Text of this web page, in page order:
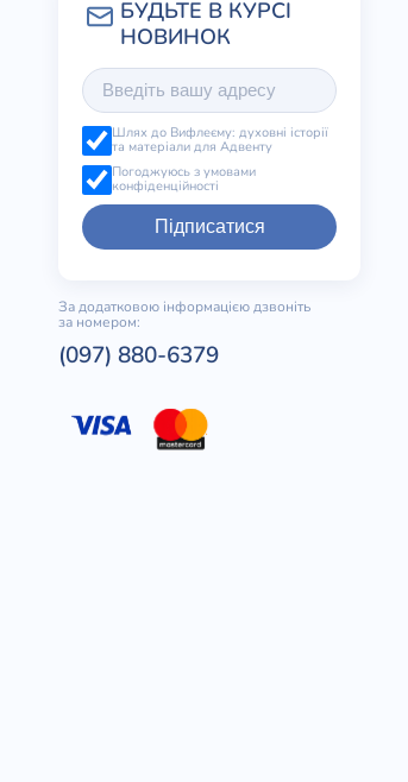
Шлях до Вифлеєму: духовні історії
та матеріали для Адвенту
Погоджуюсь з умовами
конфіденційності
Підписатися
За додатковою інформацією дзвоніть
за номером:
(097) 880-6379